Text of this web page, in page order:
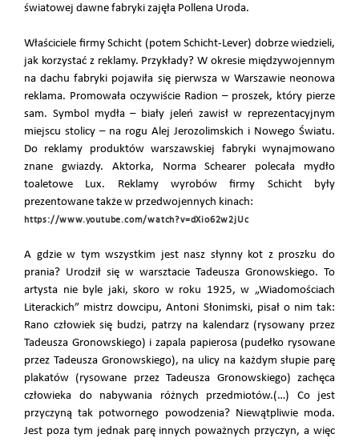
światowej dawne fabryki zajęła Pollena Uroda.
Właściciele firmy Schicht (potem Schicht-Lever) dobrze wiedzieli,
jak korzystać z reklamy. Przykłady? W okresie międzywojennym
na dachu fabryki pojawiła się pierwsza w Warszawie neonowa
reklama. Promowała oczywiście Radion – proszek, który pierze
sam. Symbol mydła – biały jeleń zawisł w reprezentacyjnym
miejscu stolicy – na rogu Alej Jerozolimskich i Nowego Światu.
Do reklamy produktów warszawskiej fabryki wynajmowano
znane gwiazdy. Aktorka, Norma Schearer polecała mydło
toaletowe Lux. Reklamy wyrobów firmy Schicht były
prezentowane także w przedwojennych kinach:
https://www.youtube.com/watch?v=dXio62w2jUc
A gdzie w tym wszystkim jest nasz słynny kot z proszku do
prania? Urodził się w warsztacie Tadeusza Gronowskiego. To
artysta nie byle jaki, skoro w roku 1925, w „Wiadomościach
Literackich” mistrz dowcipu, Antoni Słonimski, pisał o nim tak:
Rano człowiek się budzi, patrzy na kalendarz (rysowany przez
Tadeusza Gronowskiego) i zapala papierosa (pudełko rysowane
przez Tadeusza Gronowskiego), na ulicy na każdym słupie parę
plakatów (rysowane przez Tadeusza Gronowskiego) zachęca
człowieka do nabywania różnych przedmiotów.(…) Co jest
przyczyną tak potwornego powodzenia? Niewątpliwie moda.
Jest poza tym jednak parę innych poważnych przyczyn, a więc